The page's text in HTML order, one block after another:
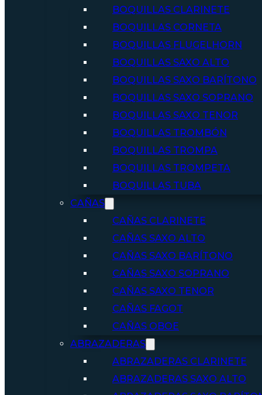
BOQUILLAS CLARINETE
BOQUILLAS CORNETA
BOQUILLAS FLUGELHORN
BOQUILLAS SAXO ALTO
BOQUILLAS SAXO BARÍTONO
BOQUILLAS SAXO SOPRANO
BOQUILLAS SAXO TENOR
BOQUILLAS TROMBÓN
BOQUILLAS TROMPA
BOQUILLAS TROMPETA
BOQUILLAS TUBA
CAÑAS
CAÑAS CLARINETE
CAÑAS SAXO ALTO
CAÑAS SAXO BARÍTONO
CAÑAS SAXO SOPRANO
CAÑAS SAXO TENOR
CAÑAS FAGOT
CAÑAS OBOE
ABRAZADERAS
ABRAZADERAS CLARINETE
ABRAZADERAS SAXO ALTO